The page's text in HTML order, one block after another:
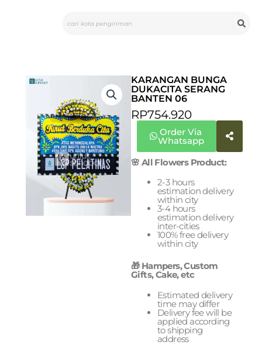
KARANGAN BUNGA
DUKACITA SERANG
BANTEN 06
RP754.920
Order Via
Whatsapp
🌸 All Flowers Product:
2-3 hours
estimation delivery
within city
3-4 hours
estimation delivery
inter-cities
100% free delivery
within city
🎁 Hampers, Custom
Gifts, Cake, etc
Estimated delivery
time may differ
Delivery fee will be
applied according
to shipping
address